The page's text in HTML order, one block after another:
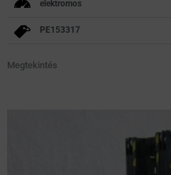
elektromos
PE153317
Megtekintés